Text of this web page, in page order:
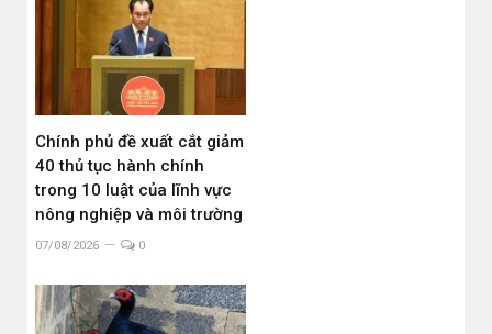
Chính phủ đề xuất cắt giảm
40 thủ tục hành chính
trong 10 luật của lĩnh vực
nông nghiệp và môi trường
07/08/2026 0